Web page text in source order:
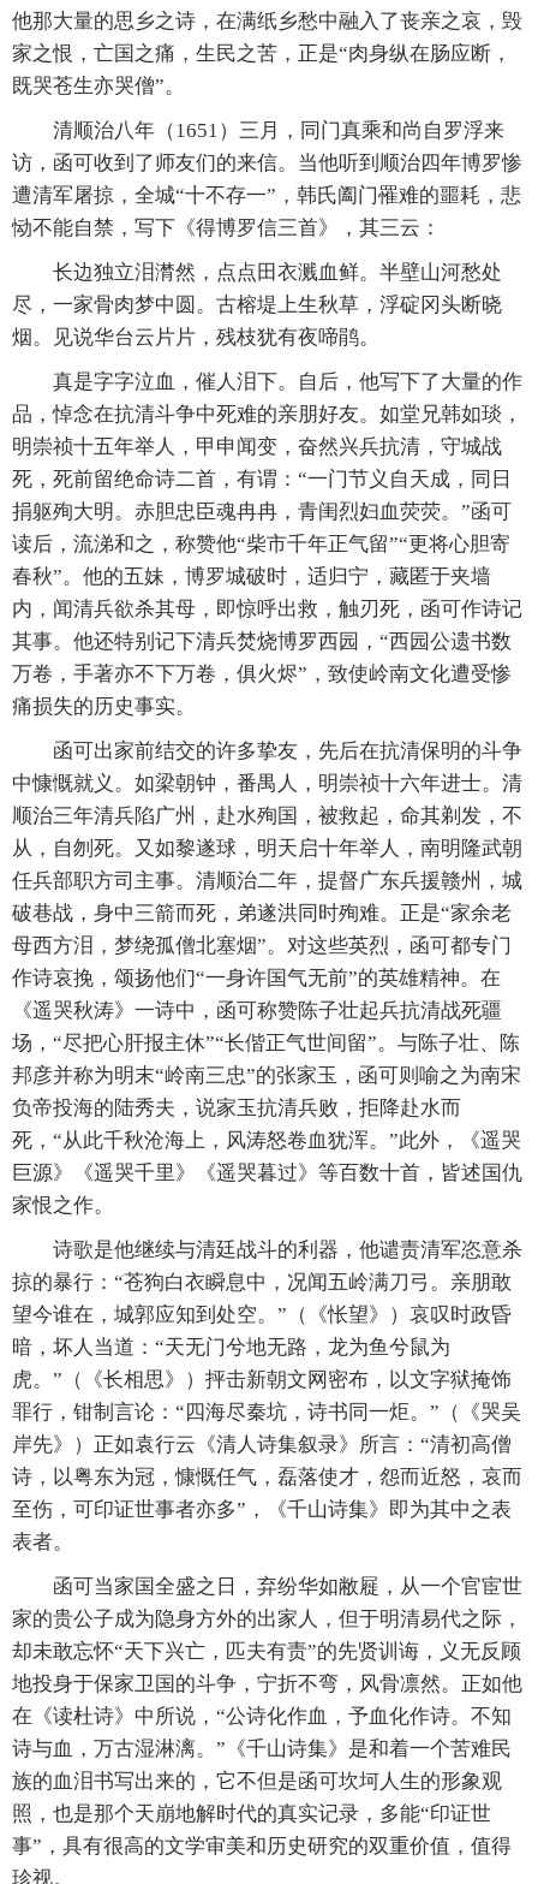
他那大量的思乡之诗，在满纸乡愁中融入了丧亲之哀，毁
家之恨，亡国之痛，生民之苦，正是“肉身纵在肠应断，
既哭苍生亦哭僧”。
清顺治八年（1651）三月，同门真乘和尚自罗浮来
访，函可收到了师友们的来信。当他听到顺治四年博罗惨
遭清军屠掠，全城“十不存一”，韩氏阖门罹难的噩耗，悲
恸不能自禁，写下《得博罗信三首》，其三云：
长边独立泪潸然，点点田衣溅血鲜。半壁山河愁处
尽，一家骨肉梦中圆。古榕堤上生秋草，浮碇冈头断晓
烟。见说华台云片片，残枝犹有夜啼鹃。
真是字字泣血，催人泪下。自后，他写下了大量的作
品，悼念在抗清斗争中死难的亲朋好友。如堂兄韩如琰，
明崇祯十五年举人，甲申闻变，奋然兴兵抗清，守城战
死，死前留绝命诗二首，有谓：“一门节义自天成，同日
捐躯殉大明。赤胆忠臣魂冉冉，青闺烈妇血荧荧。”函可
读后，流涕和之，称赞他“柴市千年正气留”“更将心胆寄
春秋”。他的五妹，博罗城破时，适归宁，藏匿于夹墙
内，闻清兵欲杀其母，即惊呼出救，触刃死，函可作诗记
其事。他还特别记下清兵焚烧博罗西园，“西园公遗书数
万卷，手著亦不下万卷，俱火烬”，致使岭南文化遭受惨
痛损失的历史事实。
函可出家前结交的许多挚友，先后在抗清保明的斗争
中慷慨就义。如梁朝钟，番禺人，明崇祯十六年进士。清
顺治三年清兵陷广州，赴水殉国，被救起，命其剃发，不
从，自刎死。又如黎遂球，明天启十年举人，南明隆武朝
任兵部职方司主事。清顺治二年，提督广东兵援赣州，城
破巷战，身中三箭而死，弟遂洪同时殉难。正是“家余老
母西方泪，梦绕孤僧北塞烟”。对这些英烈，函可都专门
作诗哀挽，颂扬他们“一身许国气无前”的英雄精神。在
《遥哭秋涛》一诗中，函可称赞陈子壮起兵抗清战死疆
场，“尽把心肝报主休”“长偕正气世间留”。与陈子壮、陈
邦彦并称为明末“岭南三忠”的张家玉，函可则喻之为南宋
负帝投海的陆秀夫，说家玉抗清兵败，拒降赴水而
死，“从此千秋沧海上，风涛怒卷血犹浑。”此外，《遥哭
巨源》《遥哭千里》《遥哭暮过》等百数十首，皆述国仇
家恨之作。
诗歌是他继续与清廷战斗的利器，他谴责清军恣意杀
掠的暴行：“苍狗白衣瞬息中，况闻五岭满刀弓。亲朋敢
望今谁在，城郭应知到处空。”（《怅望》）哀叹时政昏
暗，坏人当道：“天无门兮地无路，龙为鱼兮鼠为
虎。”（《长相思》）抨击新朝文网密布，以文字狱掩饰
罪行，钳制言论：“四海尽秦坑，诗书同一炬。”（《哭吴
岸先》）正如袁行云《清人诗集叙录》所言：“清初高僧
诗，以粤东为冠，慷慨任气，磊落使才，怨而近怒，哀而
至伤，可印证世事者亦多”，《千山诗集》即为其中之表
表者。
函可当家国全盛之日，弃纷华如敝屣，从一个官宦世
家的贵公子成为隐身方外的出家人，但于明清易代之际，
却未敢忘怀“天下兴亡，匹夫有责”的先贤训诲，义无反顾
地投身于保家卫国的斗争，宁折不弯，风骨凛然。正如他
在《读杜诗》中所说，“公诗化作血，予血化作诗。不知
诗与血，万古湿淋漓。”《千山诗集》是和着一个苦难民
族的血泪书写出来的，它不但是函可坎坷人生的形象观
照，也是那个天崩地解时代的真实记录，多能“印证世
事”，具有很高的文学审美和历史研究的双重价值，值得
珍视。